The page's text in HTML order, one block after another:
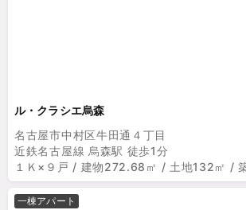
ル・クラシエ烏森
名古屋市中村区牛田通４丁目
近鉄名古屋線 烏森駅 徒歩1分
１Ｋ×９戸 / 建物272.68㎡ / 土地132㎡ /
一棟アパート